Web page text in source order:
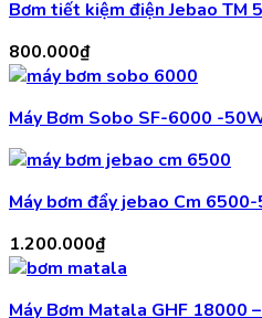
Bơm tiết kiệm điện Jebao TM
800.000₫
Máy Bơm Sobo SF-6000 -
Máy bơm đẩy jebao Cm
1.200.000₫
Máy Bơm Matala GHF 18000